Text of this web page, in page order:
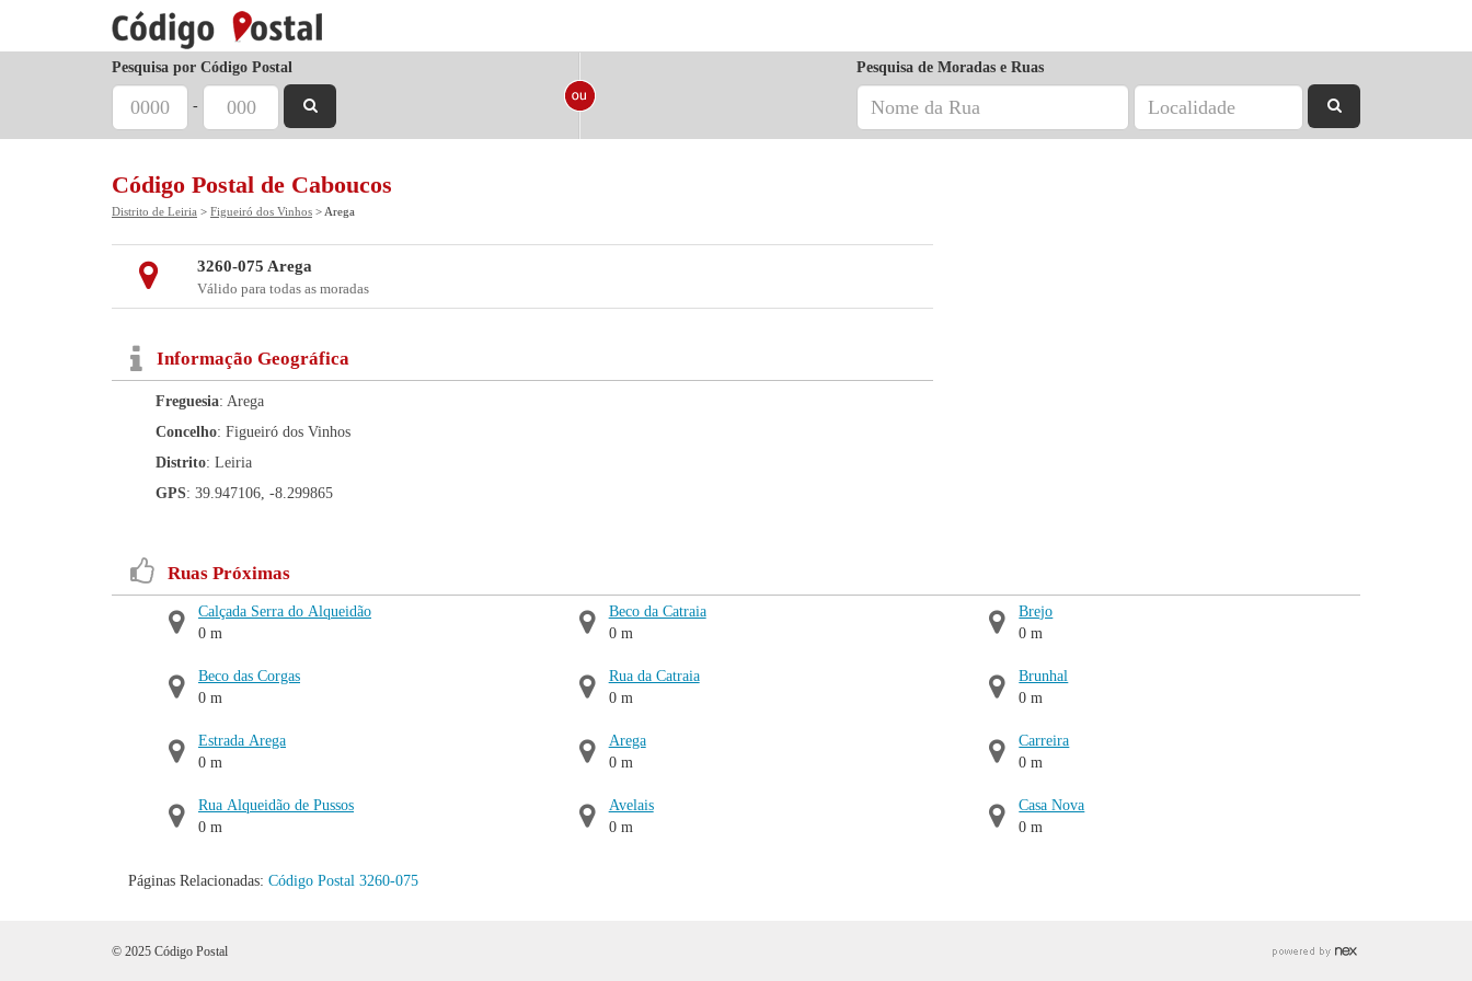
Pesquisa por Código Postal
-
Pesquisa de Moradas e Ruas
Código Postal de Caboucos
Distrito de Leiria > Figueiró dos Vinhos > Arega
3260-075 Arega
Válido para todas as moradas
Informação Geográfica
Freguesia: Arega
Concelho: Figueiró dos Vinhos
Distrito: Leiria
GPS: 39.947106, -8.299865
Ruas Próximas
Calçada Serra do Alqueidão
0 m
Beco das Corgas
0 m
Estrada Arega
0 m
Rua Alqueidão de Pussos
0 m
Beco da Catraia
0 m
Rua da Catraia
0 m
Arega
0 m
Avelais
0 m
Brejo
0 m
Brunhal
0 m
Carreira
0 m
Casa Nova
0 m
Páginas Relacionadas: Código Postal 3260-075
© 2025 Código Postal